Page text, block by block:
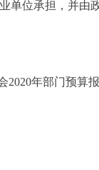
单位承担，并由
2020年部门预算